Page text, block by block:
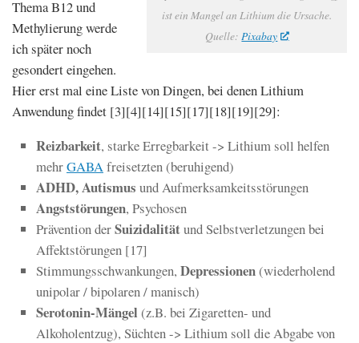
ist ein Mangel an Lithium die Ursache.
Quelle: Pixabay
Thema B12 und
Methylierung werde
ich später noch
gesondert eingehen.
Hier erst mal eine Liste von Dingen, bei denen Lithium
Anwendung findet [3][4][14][15][17][18][19][29]:
Reizbarkeit, starke Erregbarkeit -> Lithium soll helfen
mehrGABAfreisetzten (beruhigend)
ADHD, Autismus und Aufmerksamkeitsstörungen
Angststörungen, Psychosen
Prävention derSuizidalitätund Selbstverletzungen bei
Affektstörungen [17]
Stimmungsschwankungen, Depressionen(wiederholend
unipolar / bipolaren / manisch)
Serotonin-Mängel (z.B. bei Zigaretten- und
Alkoholentzug), Süchten -> Lithium soll die Abgabe von